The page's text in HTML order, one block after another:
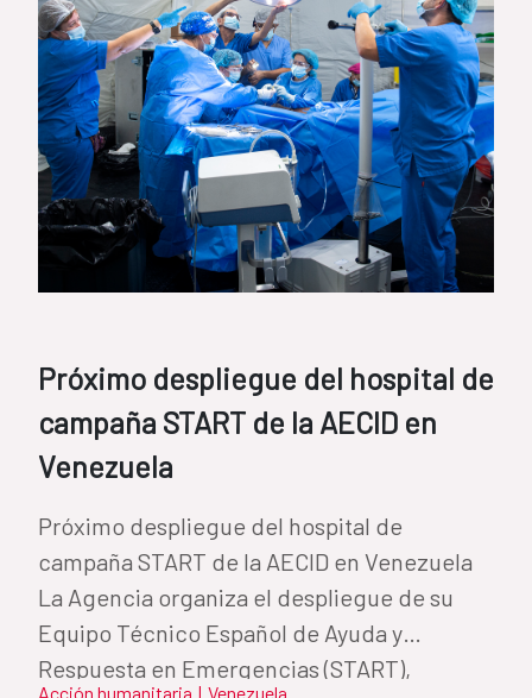
Próximo despliegue del hospital de
campaña START de la AECID en
Venezuela
Próximo despliegue del hospital de
campaña START de la AECID en Venezuela
La Agencia organiza el despliegue de su
Equipo Técnico Español de Ayuda y
Respuesta en Emergencias (START),
Acción humanitaria | Venezuela